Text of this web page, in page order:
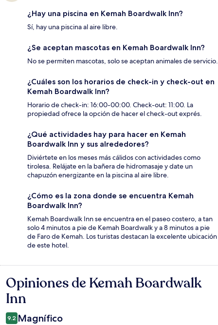
¿Hay una piscina en Kemah Boardwalk Inn?
Sí, hay una piscina al aire libre.
¿Se aceptan mascotas en Kemah Boardwalk Inn?
No se permiten mascotas, solo se aceptan animales de servicio.
¿Cuáles son los horarios de check-in y check-out en
Kemah Boardwalk Inn?
Horario de check-in: 16:00-00:00. Check-out: 11:00. La
propiedad ofrece la opción de hacer el check-out exprés.
¿Qué actividades hay para hacer en Kemah
Boardwalk Inn y sus alrededores?
Diviértete en los meses más cálidos con actividades como
tirolesa. Relájate en la bañera de hidromasaje y date un
chapuzón energizante en la piscina al aire libre.
¿Cómo es la zona donde se encuentra Kemah
Boardwalk Inn?
Kemah Boardwalk Inn se encuentra en el paseo costero, a tan
solo 4 minutos a pie de Kemah Boardwalk y a 8 minutos a pie
de Faro de Kemah. Los turistas destacan la excelente ubicación
de este hotel.
Opiniones
Opiniones de Kemah Boardwalk
Inn
9.2 Magnífico